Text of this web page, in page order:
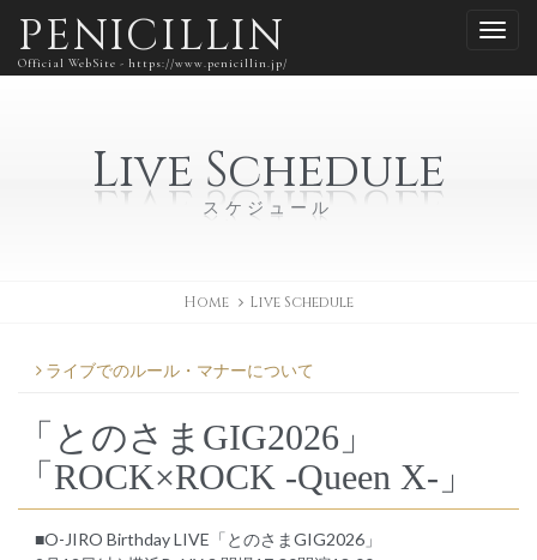
PENICILLIN
Official WebSite - https://www.penicillin.jp/
Live Schedule
スケジュール
Home Live Schedule
ライブでのルール・マナーについて
「とのさまGIG2026」
「ROCK×ROCK -Queen X-」
■O-JIRO Birthday LIVE「とのさまGIG2026」